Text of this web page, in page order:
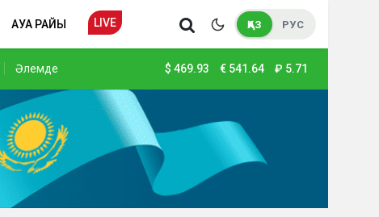
АУА РАЙЫ LIVE ҚАЗ РУС
Әлемде $ 469.93 € 541.64 ₽ 5.71